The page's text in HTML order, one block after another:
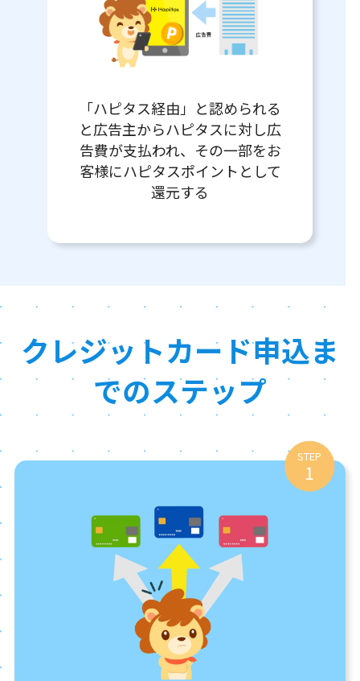
「ハピタス経由」と認められる
と広告主からハピタスに対し広
告費が支払われ、その一部をお
客様にハピタスポイントとして
還元する
クレジットカード申込ま
でのステップ
STEP
1